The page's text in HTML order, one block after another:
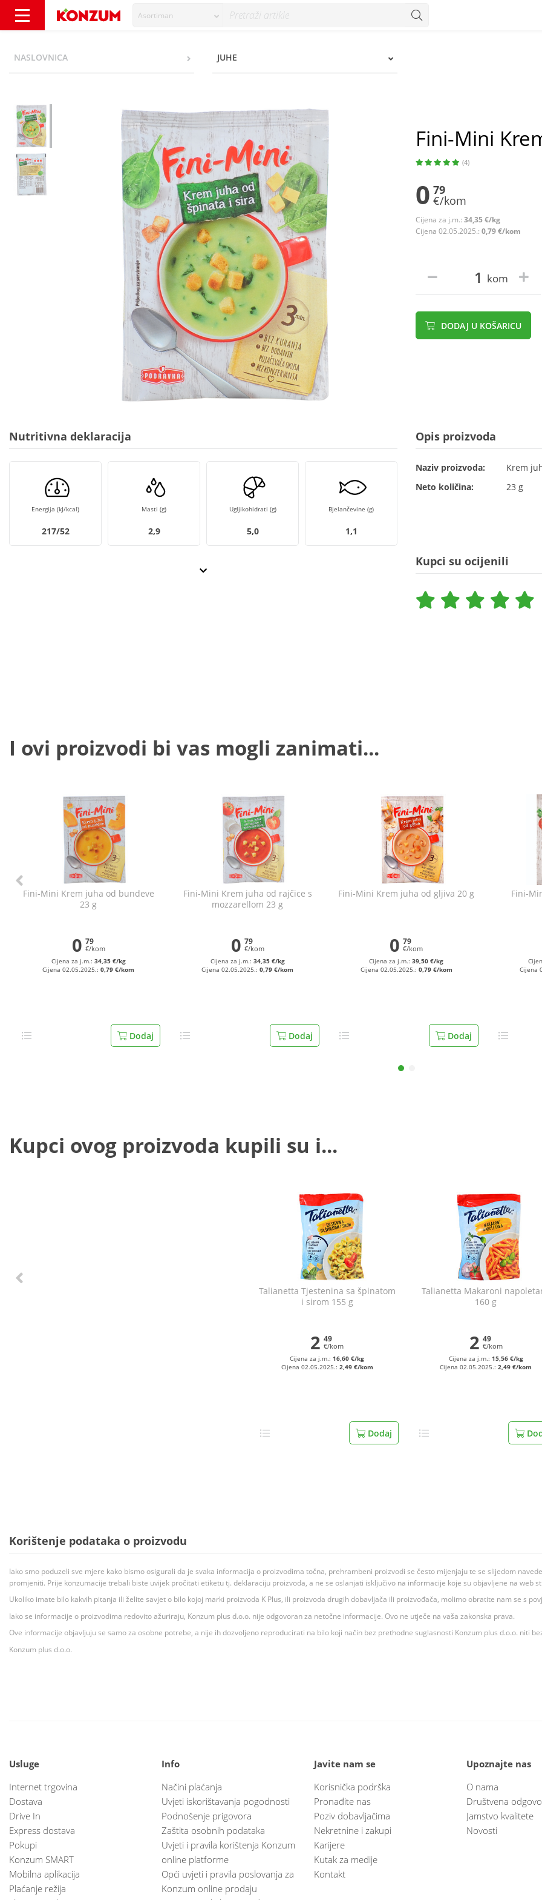
Asortiman
NASLOVNICA JUHE
Fini-Mini
(4)
0 79
€/kom
Cijena za j.m.: 34,35 €/kg
Cijena 02.05.2025.: 0,79 €/kom
kom
DODAJ U KOŠARICU
Nutritivna deklaracija
Energija (kJ/kcal)
217/52
Masti (g)
2,9
Ugljikohidrati (g)
5,0
Bjelančevine (g)
1,1
Opis proizvoda
Naziv proizvoda:
Krem
Neto količina:
23 g
Kupci su ocijenili
I ovi proizvodi bi vas mogli zanimati...
Fini-Mini Krem juha od bundeve
23 g
0 79
€/kom
Cijena za j.m.: 34,35 €/kg
Cijena 02.05.2025.:0,79 €/kom
Dodaj
Fini-Mini Krem juha od rajčice s
mozzarellom 23 g
0 79
€/kom
Cijena za j.m.: 34,35 €/kg
Cijena 02.05.2025.:0,79 €/kom
Dodaj
Fini-Mini Krem juha od gljiva 20 g
0 79
€/kom
Cijena za j.m.:39,50 €/kg
Cijena 02.05.2025.: 0,79 €/kom
Dodaj
Fini-
Cijena
Kupci ovog proizvoda kupili su i...
Talianetta Tjestenina sa špinatom
i sirom 155 g
2 49
€/kom
Cijena za j.m.:16,60 €/kg
Cijena 02.05.2025.: 2,49 €/kom
Dodaj
Talianetta Makaroni
160 g
2 49
€/kom
Cijena za j.m.: 15,56 €/kg
Cijena 02.05.2025.:2,49 €/kom
Korištenje podataka o proizvodu
Iako smo poduzeli sve mjere kako bismo osigurali da je svaka informacija o proizvodima točna, prehrambeni proizvodi se često mijenjaju te se slijedom
promjeniti. Prije konzumacije trebali biste uvijek pročitati etiketu tj. deklaraciju proizvoda, a ne se oslanjati isključivo na informacije koje su objavljene na web
Ukoliko imate bilo kakvih pitanja ili želite savjet o bilo kojoj marki proizvoda K Plus, ili proizvoda drugih dobavljača ili proizvođača, molimo obratite nam se s
Iako se informacije o proizvodima redovito ažuriraju, Konzum plus d.o.o. nije odgovoran za netočne informacije. Ovo ne utječe na vaša zakonska prava.
Ove informacije objavljuju se samo za osobne potrebe, a nije ih dozvoljeno reproducirati na bilo koji način bez prethodne suglasnosti Konzum plus d.o.o. niti
Konzum plus d.o.o.
Usluge
Internet trgovina
Dostava
Drive In
Express dostava
Pokupi
Konzum SMART
Mobilna aplikacija
Plaćanje režija
Info
Načini plaćanja
Uvjeti iskorištavanja pogodnosti
Podnošenje prigovora
Zaštita osobnih podataka
Uvjeti i pravila korištenja Konzum
online platforme
Opći uvjeti i pravila poslovanja za
Konzum online prodaju
Javite nam se
Korisnička podrška
Pronađite nas
Poziv dobavljačima
Nekretnine i zakupi
Karijere
Kutak za medije
Kontakt
Upoznajte nas
O nama
Društvena
Jamstvo kvalitete
Novosti